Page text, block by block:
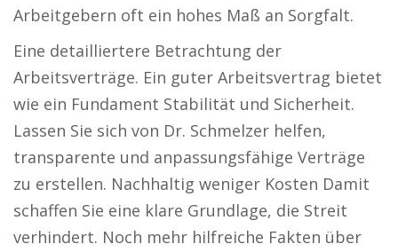
Arbeitgebern oft ein hohes Maß an Sorgfalt.
Eine detailliertere Betrachtung der
Arbeitsverträge. Ein guter Arbeitsvertrag bietet
wie ein Fundament Stabilität und Sicherheit.
Lassen Sie sich von Dr. Schmelzer helfen,
transparente und anpassungsfähige Verträge
zu erstellen. Nachhaltig weniger Kosten Damit
schaffen Sie eine klare Grundlage, die Streit
verhindert. Noch mehr hilfreiche Fakten über